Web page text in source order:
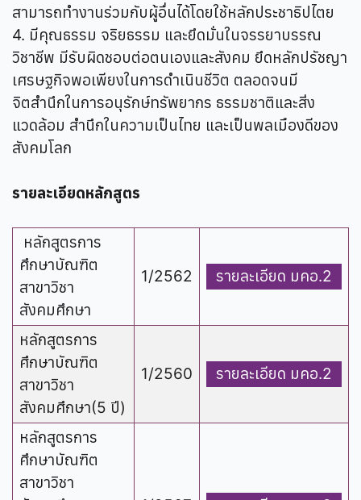
สามารถทำงานร่วมกับผู้อื่นได้โดยใช้หลักประชาธิปไตย
4. มีคุณธรรม จริยธรรม และยึดมั่นในจรรยาบรรณ
วิชาชีพ มีรับผิดชอบต่อตนเองและสังคม ยึดหลักปรัชญา
เศรษฐกิจพอเพียงในการดำเนินชีวิต ตลอดจนมี
จิตสำนึกในการอนุรักษ์ทรัพยากร ธรรมชาติและสิ่ง
แวดล้อม สำนึกในความเป็นไทย และเป็นพลเมืองดีของ
สังคมโลก
รายละเอียดหลักสูตร
หลักสูตรการ
ศึกษาบัณฑิต
สาขาวิชา
สังคมศึกษา
1/2562 รายละเอียด มคอ.2
หลักสูตรการ
ศึกษาบัณฑิต
สาขาวิชา
สังคมศึกษา(5 ปี)
1/2560 รายละเอียด มคอ.2
หลักสูตรการ
ศึกษาบัณฑิต
สาขาวิชา